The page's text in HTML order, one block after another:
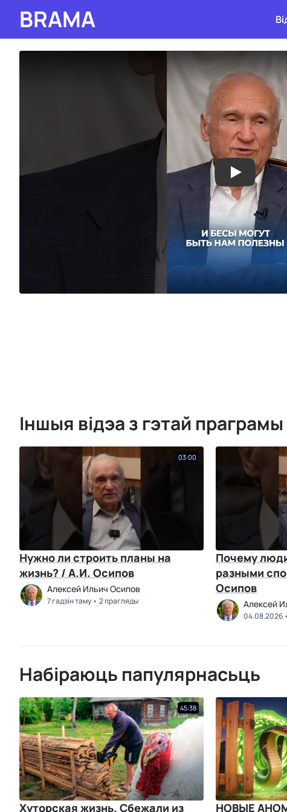
BRAMA
Іншыя відэа з гэтай праграмы
03:00
Нужно ли строить планы на
жизнь? / А.И. Осипов
Алексей Ильич Осипов
7 гадзін таму 2 прагляды
Почему
разными
Осипов
Алексей
04.08.2026
Набіраюць папулярнасьць
45:38
Хуторская жизнь. Сбежали из НОВЫЕ